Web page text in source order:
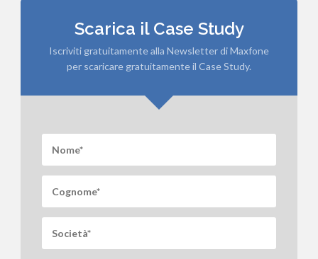
Scarica il Case Study
Iscriviti gratuitamente alla Newsletter di Maxfone
per scaricare gratuitamente il Case Study.